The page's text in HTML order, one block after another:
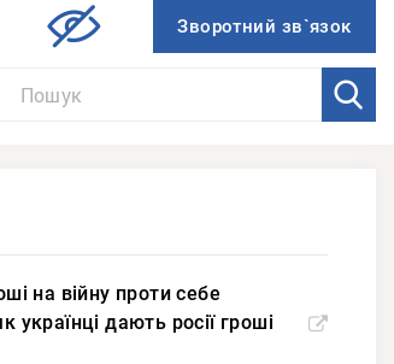
на війну проти себе
дають росії гроші